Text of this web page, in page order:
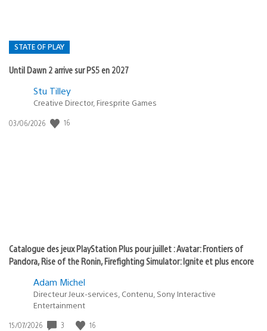
STATE OF PLAY
Until Dawn 2 arrive sur PS5 en 2027
Postée
:
state
Stu Tilley
Creative Director, Firesprite Games
Date
03/06/2026 16
Catalogue des jeux PlayStation Plus pour juillet : Avatar: Frontiers of
Pandora, Rise of the Ronin, Firefighting Simulator: Ignite et plus encore
Adam Michel
Directeur Jeux-services, Contenu, Sony Interactive
Entertainment
Date
15/07/2026 3 16